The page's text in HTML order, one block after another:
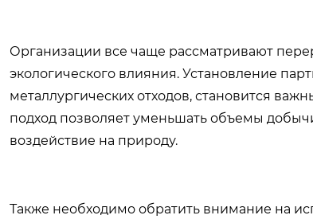
Организации все чаще рассматривают
экологического влияния. Установление
металлургических отходов, становится
подход позволяет уменьшать объемы
воздействие на природу.
Также необходимо обратить внимание на